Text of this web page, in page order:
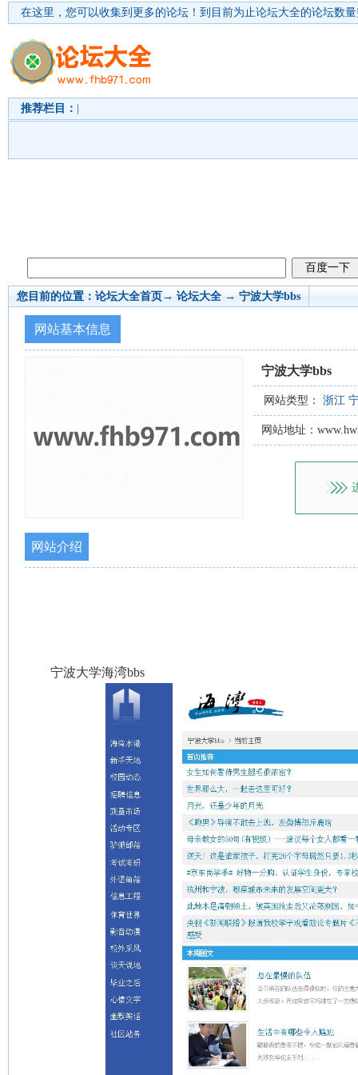
在这里，您可以收集到更多的论坛！ 到目前为止论坛大全的论坛数
推荐栏目：
您目前的位置： 论坛大全首页→ 论坛大全 → 宁波大学bbs
网站基本信息
宁波大学bbs
网站类型： 浙江
网站地址：
网站介绍
宁波大学海湾bbs